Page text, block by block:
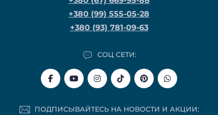
+380 (99) 555-05-28
+380 (93) 781-09-63
СОЦ СЕТИ:
ПОДПИСЫВАЙТЕСЬ НА НОВОСТИ И АКЦИИ: